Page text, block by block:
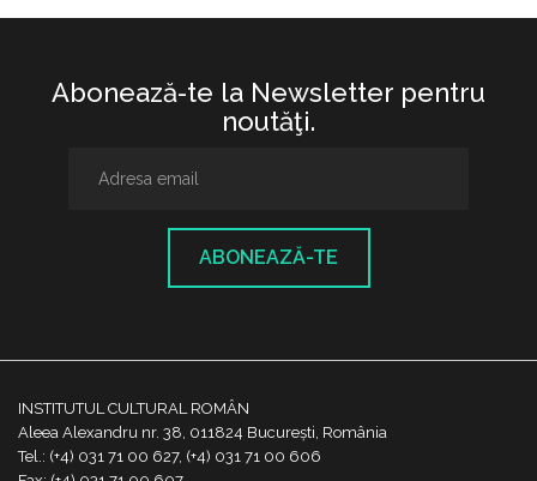
Abonează-te la Newsletter pentru
noutăţi.
ABONEAZĂ-TE
INSTITUTUL CULTURAL ROMÂN
Aleea Alexandru nr. 38, 011824 București, România
Tel.: (+4) 031 71 00 627, (+4) 031 71 00 606